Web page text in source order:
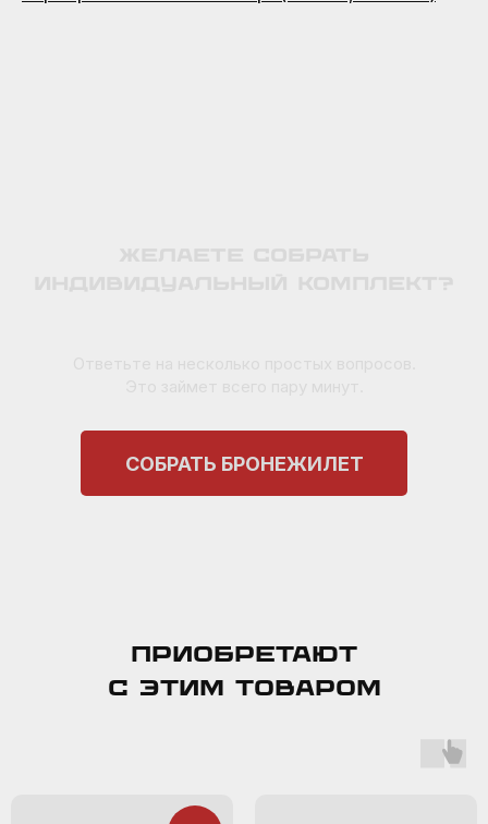
СОБРАТЬ БРОНЕЖИЛЕТ
Приобретают
с этим товаром